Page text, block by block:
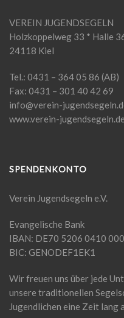
VEREIN JUGENDSEGELN
Holzkoppelweg 33 * Halle
24118 Kiel
Tel.: 0431 – 364 05 86 (AB)
Fax: 0431 – 301 40 42 69
info@verein-
www.verein-jugendsegeln.de
SPENDENKONTO
Verein Jugendsegeln e.V.
Evangelische Bank
IBAN: DE70 5206 0410
BIC: GENODEF1EK1
Wir freuen uns über jede
unsere traditionellen
Jugendlichen eine Zeit lang